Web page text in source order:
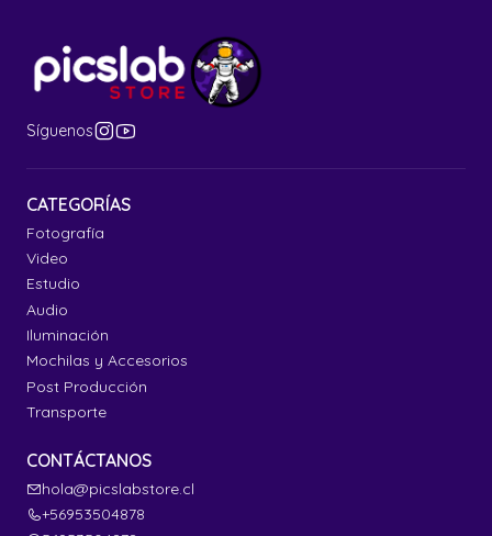
Síguenos
CATEGORÍAS
Fotografía
Video
Estudio
Audio
Iluminación
Mochilas y Accesorios
Post Producción
Transporte
CONTÁCTANOS
hola@picslabstore.cl
+56953504878